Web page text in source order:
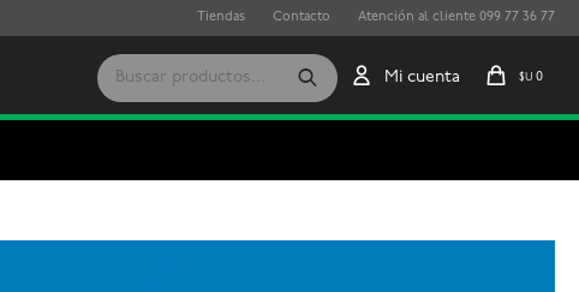
$U 0
Tiendas Contacto Atención al cliente 099 77 36 77